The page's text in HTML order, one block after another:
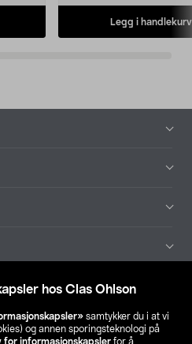
hos Clas Ohlson
samtykker du i at vi
og annen sporingsteknologi på
for informasjonskapsler for å
Legg i handlekurv
din butikk